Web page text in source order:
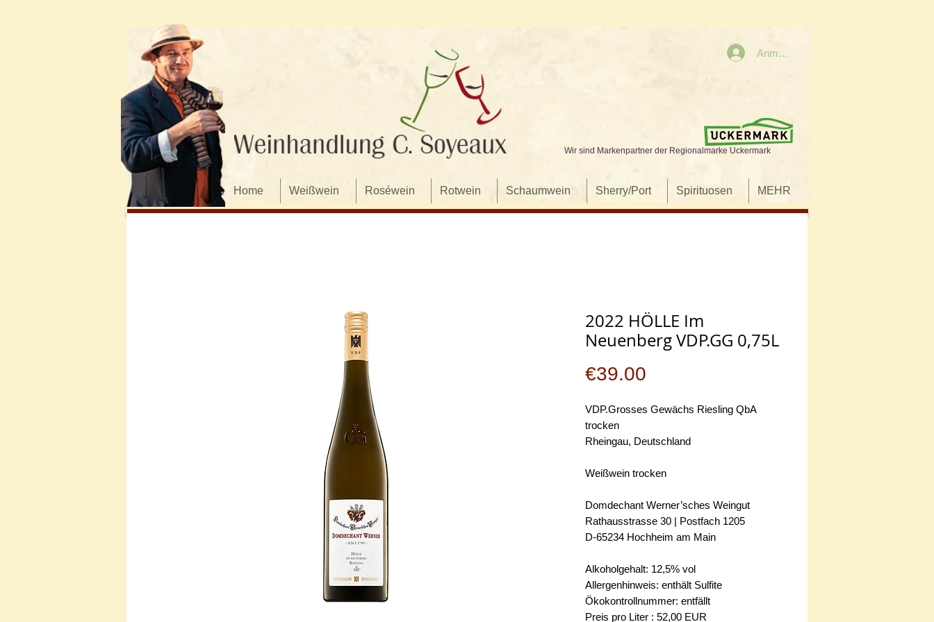
Wir sind Markenpartner der Regionalmarke Uckermark
Home Weißwein Roséwein Rotwein Schaumwein Sherry/Port Spirituosen MEHR
Anmelden
2022 HÖLLE Im
Neuenberg VDP.GG 0,75L
€39.00
VDP.Grosses Gewächs Riesling QbA
trocken
Rheingau, Deutschland
Weißwein trocken
Domdechant Werner’sches Weingut
Rathausstrasse 30 | Postfach 1205
D-65234 Hochheim am Main
Alkoholgehalt: 12,5% vol
Allergenhinweis: enthält Sulfite
Ökokontrollnummer: entfällt
Preis pro Liter : 52,00 EUR